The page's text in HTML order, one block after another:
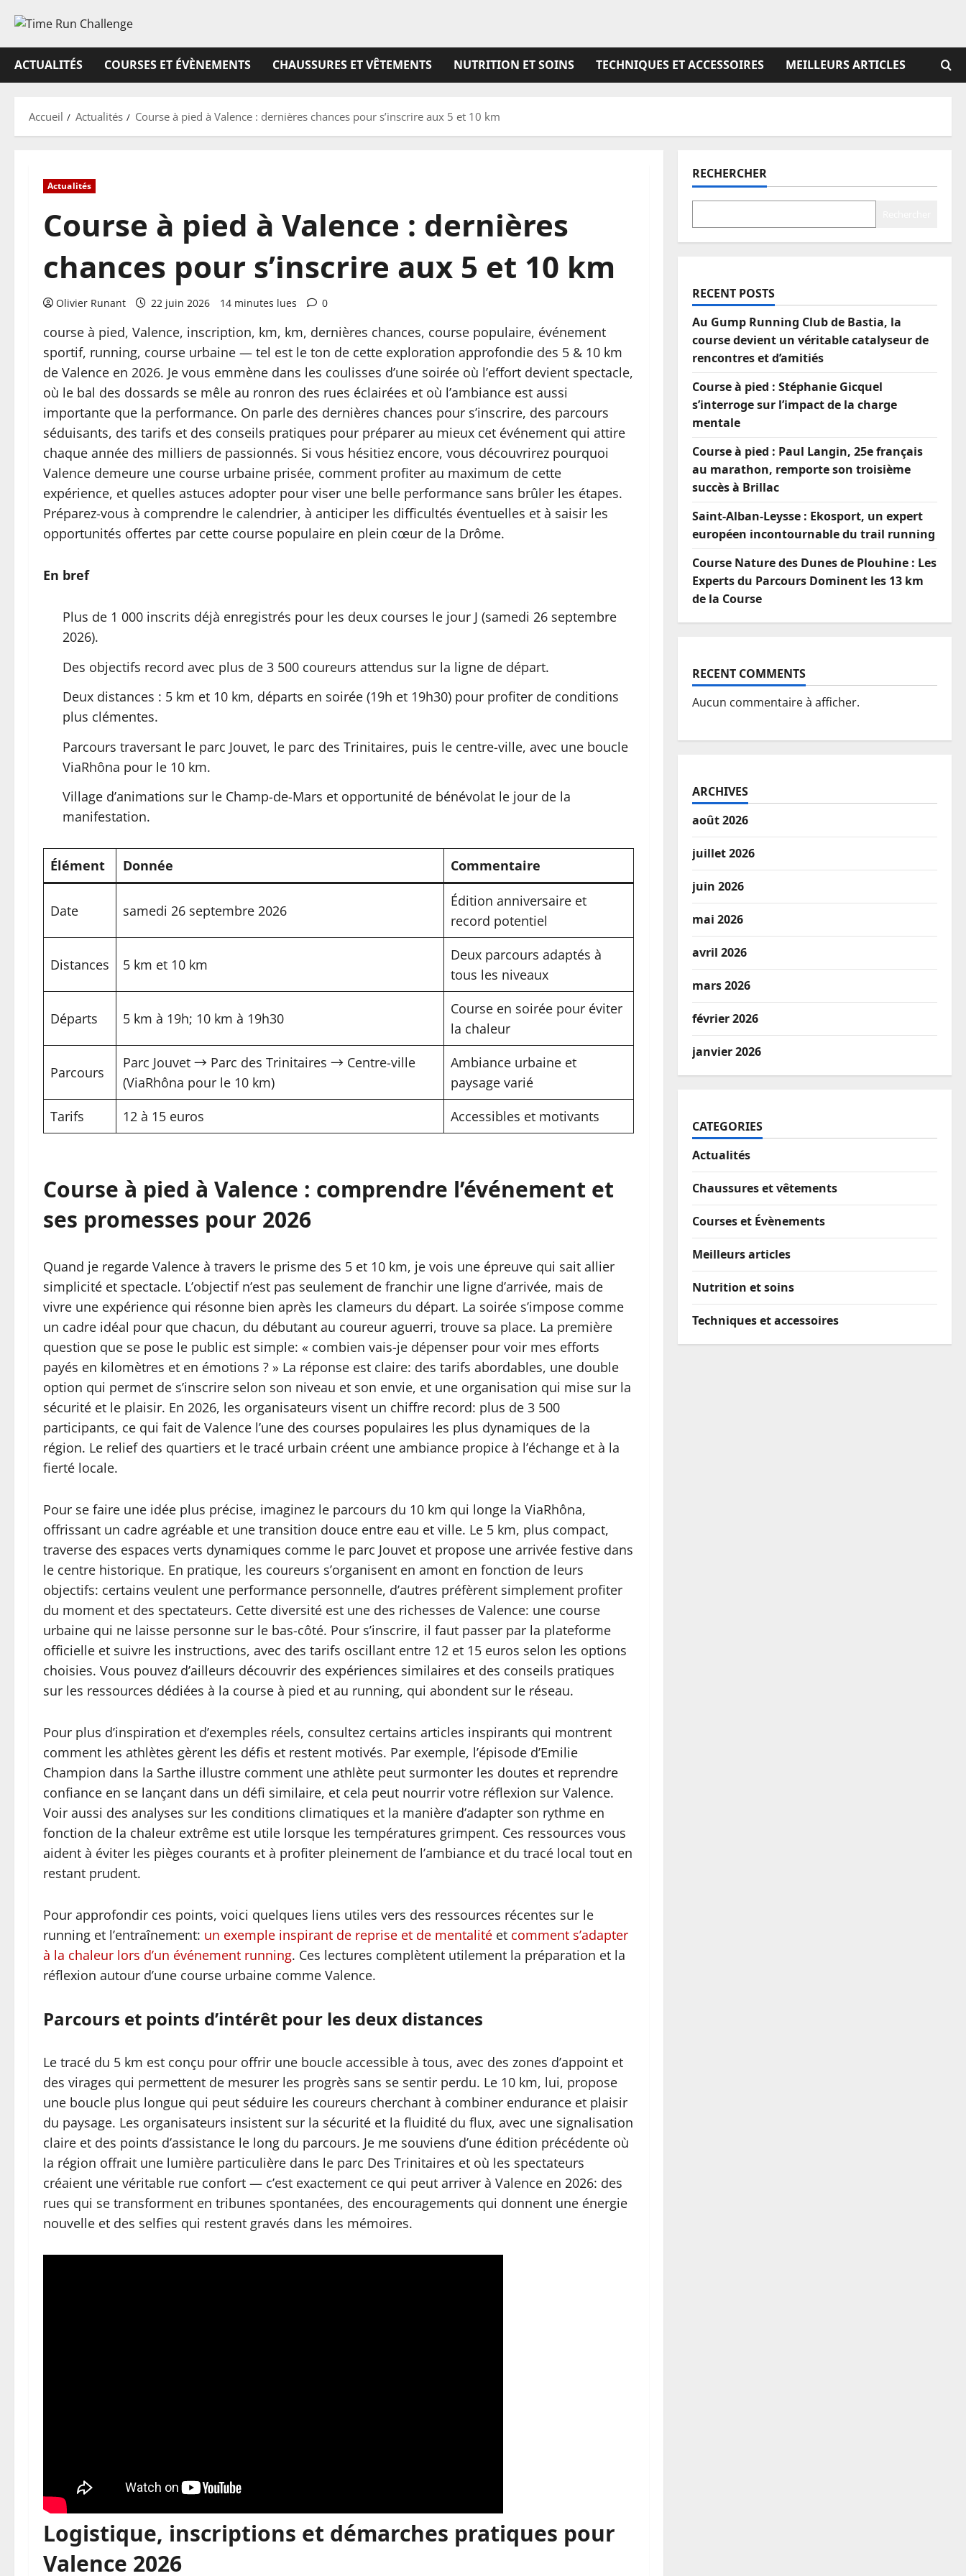
contenu
ACTUALITÉS
COURSES ET ÉVÈNEMENTS CHAUSSURES ET VÊTEMENTS NUTRITION ET SOINS TECHNIQUES ET ACCESSOIRES MEILLEURS ARTICLES
Accueil Actualités Course à pied à Valence : dernières chances pour s’inscrire aux 5 et 10 km
Actualités
Course à pied à Valence : dernières
chances pour s’inscrire aux 5 et 10 km
Olivier Runant 22 juin 2026 14 minutes lues 0
course à pied, Valence, inscription, km, km, dernières chances, course populaire, événement
sportif, running, course urbaine — tel est le ton de cette exploration approfondie des 5 & 10 km
de Valence en 2026. Je vous emmène dans les coulisses d’une soirée où l’effort devient spectacle,
où le bal des dossards se mêle au ronron des rues éclairées et où l’ambiance est aussi
importante que la performance. On parle des dernières chances pour s’inscrire, des parcours
séduisants, des tarifs et des conseils pratiques pour préparer au mieux cet événement qui attire
chaque année des milliers de passionnés. Si vous hésitiez encore, vous découvrirez pourquoi
Valence demeure une course urbaine prisée, comment profiter au maximum de cette
expérience, et quelles astuces adopter pour viser une belle performance sans brûler les étapes.
Préparez-vous à comprendre le calendrier, à anticiper les difficultés éventuelles et à saisir les
opportunités offertes par cette course populaire en plein cœur de la Drôme.
En bref
Plus de 1 000 inscrits déjà enregistrés pour les deux courses le jour J (samedi 26 septembre
2026).
Des objectifs record avec plus de 3 500 coureurs attendus sur la ligne de départ.
Deux distances : 5 km et 10 km, départs en soirée (19h et 19h30) pour profiter de conditions
plus clémentes.
Parcours traversant le parc Jouvet, le parc des Trinitaires, puis le centre-ville, avec une boucle
ViaRhôna pour le 10 km.
Village d’animations sur le Champ-de-Mars et opportunité de bénévolat le jour de la
manifestation.
Élément Donnée Commentaire
Date samedi 26 septembre 2026
Édition anniversaire et
record potentiel
Distances 5 km et 10 km
Deux parcours adaptés à
tous les niveaux
Départs 5 km à 19h; 10 km à 19h30
Course en soirée pour éviter
la chaleur
Parcours
Parc Jouvet → Parc des Trinitaires → Centre-ville
(ViaRhôna pour le 10 km)
Ambiance urbaine et
paysage varié
Tarifs
12 à 15 euros Accessibles et motivants
Course à pied à Valence : comprendre l’événement et
ses promesses pour 2026
Quand je regarde Valence à travers le prisme des 5 et 10 km, je vois une épreuve qui sait allier
simplicité et spectacle. L’objectif n’est pas seulement de franchir une ligne d’arrivée, mais de
vivre une expérience qui résonne bien après les clameurs du départ. La soirée s’impose comme
un cadre idéal pour que chacun, du débutant au coureur aguerri, trouve sa place. La première
question que se pose le public est simple: « combien vais-je dépenser pour voir mes efforts
payés en kilomètres et en émotions ? » La réponse est claire: des tarifs abordables, une double
option qui permet de s’inscrire selon son niveau et son envie, et une organisation qui mise sur la
sécurité et le plaisir. En 2026, les organisateurs visent un chiffre record: plus de 3 500
participants, ce qui fait de Valence l’une des courses populaires les plus dynamiques de la
région. Le relief des quartiers et le tracé urbain créent une ambiance propice à l’échange et à la
fierté locale.
Pour se faire une idée plus précise, imaginez le parcours du 10 km qui longe la ViaRhôna,
offrissant un cadre agréable et une transition douce entre eau et ville. Le 5 km, plus compact,
traverse des espaces verts dynamiques comme le parc Jouvet et propose une arrivée festive dans
le centre historique. En pratique, les coureurs s’organisent en amont en fonction de leurs
objectifs: certains veulent une performance personnelle, d’autres préfèrent simplement profiter
du moment et des spectateurs. Cette diversité est une des richesses de Valence: une course
urbaine qui ne laisse personne sur le bas-côté. Pour s’inscrire, il faut passer par la plateforme
officielle et suivre les instructions, avec des tarifs oscillant entre 12 et 15 euros selon les options
choisies. Vous pouvez d’ailleurs découvrir des expériences similaires et des conseils pratiques
sur les ressources dédiées à la course à pied et au running, qui abondent sur le réseau.
Pour plus d’inspiration et d’exemples réels, consultez certains articles inspirants qui montrent
comment les athlètes gèrent les défis et restent motivés. Par exemple, l’épisode d’Emilie
Champion dans la Sarthe illustre comment une athlète peut surmonter les doutes et reprendre
confiance en se lançant dans un défi similaire, et cela peut nourrir votre réflexion sur Valence.
Voir aussi des analyses sur les conditions climatiques et la manière d’adapter son rythme en
fonction de la chaleur extrême est utile lorsque les températures grimpent. Ces ressources vous
aident à éviter les pièges courants et à profiter pleinement de l’ambiance et du tracé local tout en
restant prudent.
Pour approfondir ces points, voici quelques liens utiles vers des ressources récentes sur le
running et l’entraînement: un exemple inspirant de reprise et de mentalité et comment s’adapter
à la chaleur lors d’un événement running. Ces lectures complètent utilement la préparation et la
réflexion autour d’une course urbaine comme Valence.
Parcours et points d’intérêt pour les deux distances
Le tracé du 5 km est conçu pour offrir une boucle accessible à tous, avec des zones d’appoint et
des virages qui permettent de mesurer les progrès sans se sentir perdu. Le 10 km, lui, propose
une boucle plus longue qui peut séduire les coureurs cherchant à combiner endurance et plaisir
du paysage. Les organisateurs insistent sur la sécurité et la fluidité du flux, avec une signalisation
claire et des points d’assistance le long du parcours. Je me souviens d’une édition précédente où
la région offrait une lumière particulière dans le parc Des Trinitaires et où les spectateurs
créaient une véritable rue confort — c’est exactement ce qui peut arriver à Valence en 2026: des
rues qui se transforment en tribunes spontanées, des encouragements qui donnent une énergie
nouvelle et des selfies qui restent gravés dans les mémoires.
Logistique, inscriptions et démarches pratiques pour
Valence 2026
RECHERCHER
RECENT POSTS
Au Gump Running Club de Bastia, la
course devient un véritable catalyseur de
rencontres et d’amitiés
Course à pied : Stéphanie Gicquel
s’interroge sur l’impact de la charge
mentale
Course à pied : Paul Langin, 25e français
au marathon, remporte son troisième
succès à Brillac
Saint-Alban-Leysse : Ekosport, un expert
européen incontournable du trail running
Course Nature des Dunes de Plouhine : Les
Experts du Parcours Dominent les 13 km
de la Course
RECENT COMMENTS
Aucun commentaire à afficher.
ARCHIVES
août 2026
juillet 2026
juin 2026
mai 2026
avril 2026
mars 2026
février 2026
janvier 2026
CATEGORIES
Actualités
Chaussures et vêtements
Courses et Évènements
Meilleurs articles
Nutrition et soins
Techniques et accessoires